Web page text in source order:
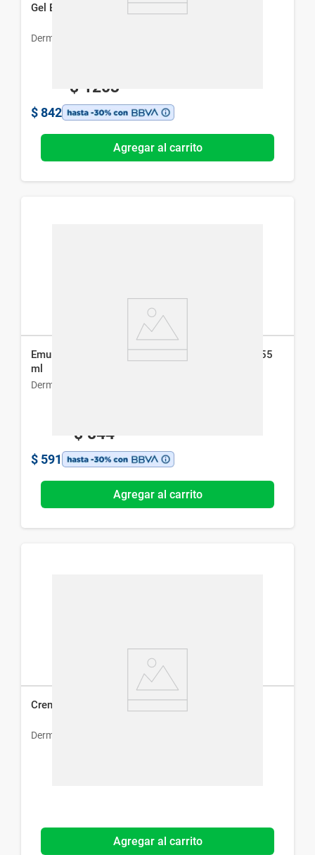
Gel Espuma Purificante Dermur x 120 ml
Dermur
$ 1203
$ 842
Agregar al carrito
Emulsión Hidratante Dermur-Ea para Piel Seca x 55
ml
Dermur
$ 844
$ 591
Agregar al carrito
Crema Dermur Novaskin Renew x 60 ml
Dermur
Agregar al carrito